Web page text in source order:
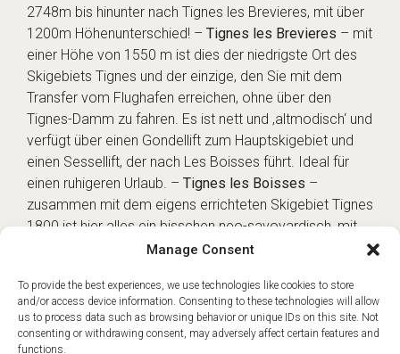
Manage Consent
To provide the best experiences, we use technologies like cookies to store
and/or access device information. Consenting to these technologies will allow
us to process data such as browsing behavior or unique IDs on this site. Not
consenting or withdrawing consent, may adversely affect certain features and
functions.
2748m bis hinunter nach Tignes les Brevieres, mit über
1200m Höhenunterschied! – Tignes les Brevieres – mit
einer Höhe von 1550 m ist dies der niedrigste Ort des
Skigebiets Tignes und der einzige, den Sie mit dem
Transfer vom Flughafen erreichen, ohne über den
Tignes-Damm zu fahren. Es ist nett und ‚altmodisch‘ und
verfügt über einen Gondellift zum Hauptskigebiet und
einen Sessellift, der nach Les Boisses führt. Ideal für
einen ruhigeren Urlaub. – Tignes les Boisses –
zusammen mit dem eigens errichteten Skigebiet Tignes
1800 ist hier alles ein bisschen neo-savoyardisch, mit
holzverkleideten Chalets und einem Mangel an
Hauptskigebiet. –Tignes le Lavachet– ein Wohnviertel
mit vielen Studios und Apartments und der ruhigste Teil
des Ortes, was das Nachtleben angeht, aber dennoch